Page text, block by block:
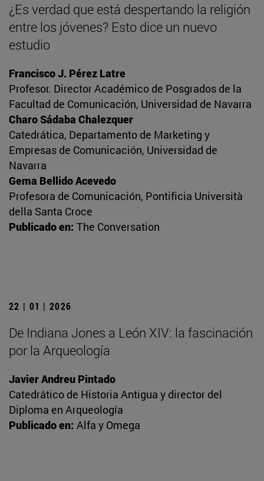
¿Es verdad que está despertando la religión
entre los jóvenes? Esto dice un nuevo
estudio
Francisco J. Pérez Latre
Profesor. Director Académico de Posgrados de la
Facultad de Comunicación, Universidad de Navarra
Charo Sádaba Chalezquer
Catedrática, Departamento de Marketing y
Empresas de Comunicación, Universidad de
Navarra
Gema Bellido Acevedo
Profesora de Comunicación, Pontificia Università
della Santa Croce
Publicado en: The Conversation
22 | 01 | 2026
De Indiana Jones a León XIV: la fascinación
por la Arqueología
Javier Andreu Pintado
Catedrático de Historia Antigua y director del
Diploma en Arqueología
Publicado en: Alfa y Omega